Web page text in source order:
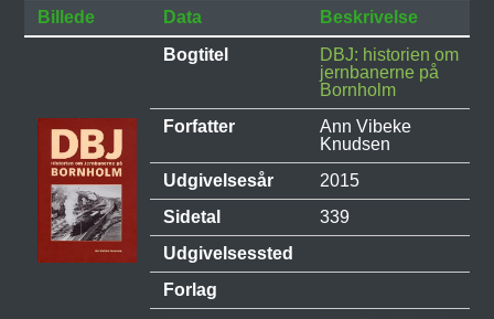
Billede
Data
Beskrivelse
Bogtitel
DBJ: historien om
jernbanerne på
Bornholm
Forfatter
Ann Vibeke
Knudsen
Udgivelsesår
2015
Sidetal
339
Udgivelsessted
Forlag